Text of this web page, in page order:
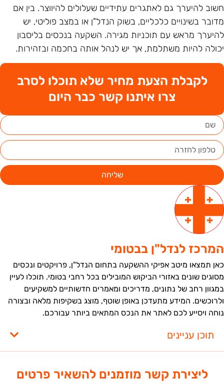
ליצירת קשר מוזמנים להשאיר פרטים
להיערך גם לאתגרים עתידיים שעלולים להיווצר. בין אם
בשינויים כלכליים, בשוק הנדל"ן או במצב פוליטי, יש
מראש עם תוכניות מגירה. השקעה בנכסים בליסבון
להיות משתלמת, אך יש לנהל אותה בחכמה ובזהירות.
לקבלת הצעת מחיר שלא תוכלו לסרב
צרו איתנו קשר כבר היום
שליחה
לנדל"ן בבטומי
תמצאו מיטב אפיקי ההשקעה בתחום הנדל"ן, פרויקטים ונכסים
שונים באזורי הביקוש המובילים בכל רחבי בטומי. תוכלו לעיין
רחב של נתונים, מדריכים ומאמרים חדשותיים למשקיעים
המידע מתעדכן באופן שוטף, מוצג בשקיפות מלאה ובצורה
ויסייע לכם לאתר את הנכס המתאים ביותר עבורכם.
תוכן עניינים